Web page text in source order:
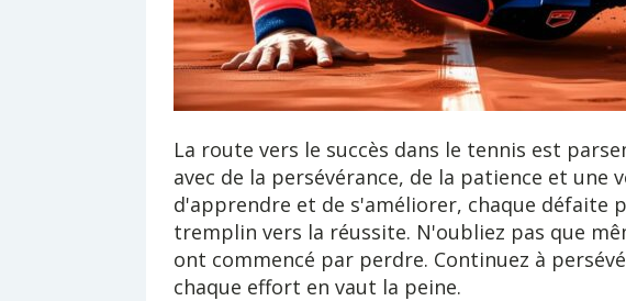
La route vers le succès dans le tennis est
avec de la persévérance, de la patience et une
d'apprendre et de s'améliorer, chaque défaite
tremplin vers la réussite. N'oubliez pas que
ont commencé par perdre. Continuez à
chaque effort en vaut la peine.